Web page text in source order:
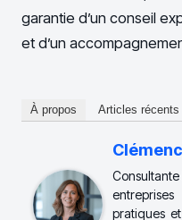
garantie d’un conseil
et d’un
À propos Articles récents
Consultante
pratiques